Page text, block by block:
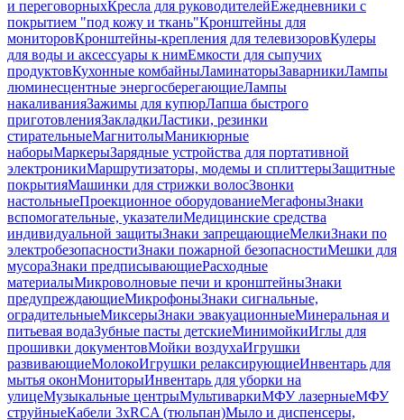
и переговорныхКресла для руководителейЕжедневники с
покрытием "под кожу и ткань"Кронштейны для
мониторовКронштейны-крепления для телевизоровКулеры
для воды и аксессуары к нимЕмкости для сыпучих
продуктовКухонные комбайныЛаминаторыЗаварникиЛампы
люминесцентные энергосберегающиеЛампы
накаливанияЗажимы для купюрЛапша быстрого
приготовленияЗакладкиЛастики, резинки
стирательныеМагнитолыМаникюрные
наборыМаркерыЗарядные устройства для портативной
электроникиМаршрутизаторы, модемы и сплиттерыЗащитные
покрытияМашинки для стрижки волосЗвонки
настольныеПроекционное оборудованиеМегафоныЗнаки
вспомогательные, указателиМедицинские средства
индивидуальной защитыЗнаки запрещающиеМелкиЗнаки по
электробезопасностиЗнаки пожарной безопасностиМешки для
мусораЗнаки предписывающиеРасходные
материалыМикроволновые печи и кронштейныЗнаки
предупреждающиеМикрофоныЗнаки сигнальные,
оградительныеМиксерыЗнаки эвакуационныеМинеральная и
питьевая водаЗубные пасты детскиеМинимойкиИглы для
прошивки документовМойки воздухаИгрушки
развивающиеМолокоИгрушки релаксирующиеИнвентарь для
мытья оконМониторыИнвентарь для уборки на
улицеМузыкальные центрыМультиваркиМФУ лазерныеМФУ
струйныеКабели 3xRCA (тюльпан)Мыло и диспенсеры,